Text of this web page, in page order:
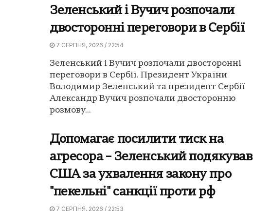
Зеленський і Вучич розпочали
двосторонні переговори в Сербії
7 СЕРПНЯ, 2026 / 22:54
Зеленський і Вучич розпочали двосторонні
переговори в Сербії. Президент України
Володимир Зеленський та президент Сербії
Александр Вучич розпочали двосторонню
розмову...
Допомагає посилити тиск на
агресора – Зеленський подякував
США за ухвалення закону про
"пекельні" санкції проти рф
7 СЕРПНЯ, 2026 / 22:53